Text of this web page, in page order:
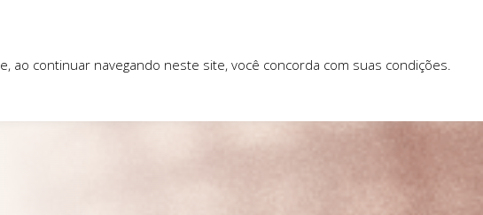
e, ao continuar navegando neste site, você concorda com suas condições.